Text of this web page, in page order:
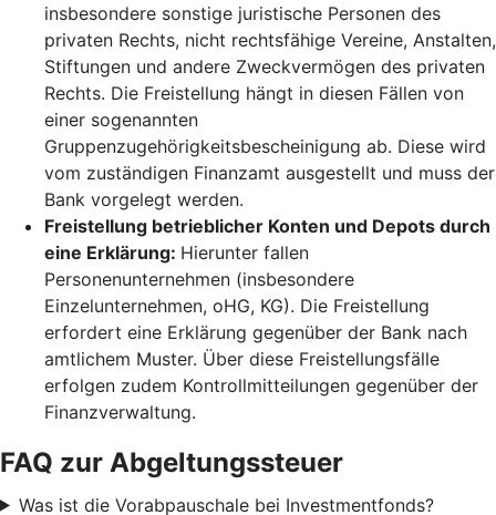
insbesondere sonstige juristische Personen des
privaten Rechts, nicht rechtsfähige Vereine, Anstalten,
Stiftungen und andere Zweckvermögen des privaten
Rechts. Die Freistellung hängt in diesen Fällen von
einer sogenannten
Gruppenzugehörigkeitsbescheinigung ab. Diese wird
vom zuständigen Finanzamt ausgestellt und muss der
Bank vorgelegt werden.
Freistellung betrieblicher Konten und Depots durch
eine Erklärung: Hierunter fallen
Personenunternehmen (insbesondere
Einzelunternehmen, oHG, KG). Die Freistellung
erfordert eine Erklärung gegenüber der Bank nach
amtlichem Muster. Über diese Freistellungsfälle
erfolgen zudem Kontrollmitteilungen gegenüber der
Finanzverwaltung.
FAQ zur Abgeltungssteuer
Was ist die Vorabpauschale bei Investmentfonds?